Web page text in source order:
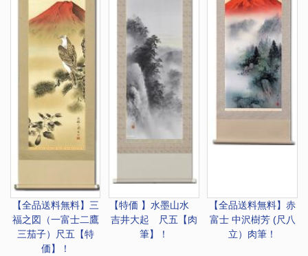
【全品送料無料】 三
福之図（一富士二鷹
三茄子）尺五【特
価】！
【特価 】 水墨山水
吉井大起 尺五【肉
筆】！
【全品送料無料】赤
富士 中沢樹芳 (尺八
立）肉筆！